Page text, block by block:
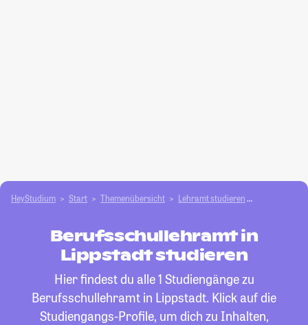
HeyStudium Start Themenübersicht Lehramt studieren
Berufsschullehramt in
Lippstadt studieren
Hier findest du alle 1 Studiengänge zu
Berufsschullehramt in Lippstadt. Klick auf die
Studiengangs-Profile, um dich zu Inhalten,